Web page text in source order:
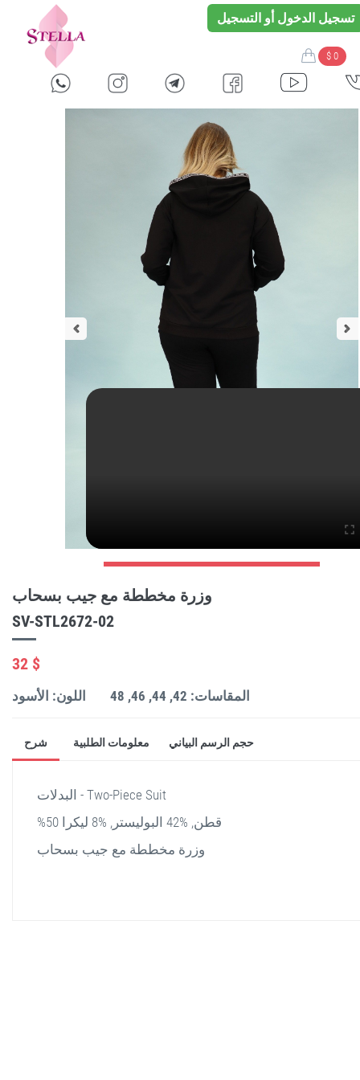
تسجيل الدخول أو التسجيل
$ 0
وزرة مخططة مع جيب بسحاب
SV-STL2672-02
32 $
اللون: الأسود المقاسات: 42, 44, 46, 48
شرح معلومات الطلبية حجم الرسم البياني
البدلات - Two-Piece Suit
%50 قطن, %42 البوليستر, %8 ليكرا
وزرة مخططة مع جيب بسحاب